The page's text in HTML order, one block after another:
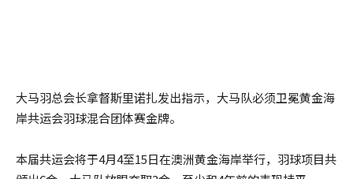
大马羽总会长拿督斯里诺扎发出指示，大马队必须卫冕黄金海
岸共运会羽球混合团体赛金牌。
本届共运会将于4月4至15日在澳洲黄金海岸举行，羽球项目共